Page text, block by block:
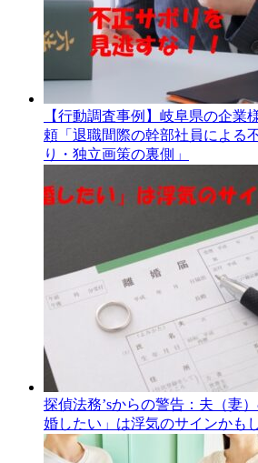
【行動調査事例】岐阜県の企業
頼「退職間際の幹部社員による
り・独立画策の裏側」
探偵法務’sからの警告：夫（妻
婚したい」は浮気のサインかも